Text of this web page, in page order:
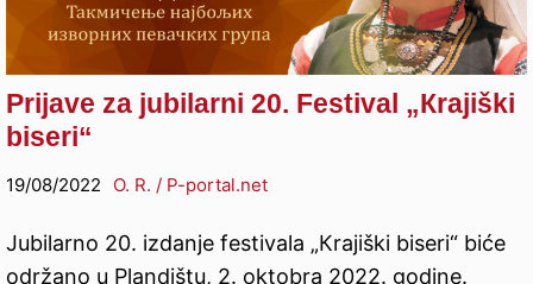
Prijave za jubilarni 20. Festival „Кrajiški
biseri“
19/08/2022 O. R. / P-portal.net
Jubilarno 20. izdanje festivala „Кrajiški biseri“ biće
održano u Plandištu, 2. oktobra 2022. godine.